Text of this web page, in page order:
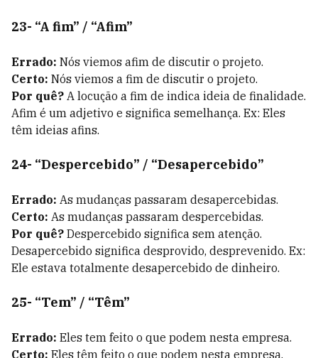
23- “A fim” / “Afim”
Errado: Nós viemos afim de discutir o projeto.
Certo: Nós viemos a fim de discutir o projeto.
Por quê? A locução a fim de indica ideia de finalidade.
Afim é um adjetivo e significa semelhança. Ex: Eles
têm ideias afins.
24- “Despercebido” / “Desapercebido”
Errado: As mudanças passaram desapercebidas.
Certo: As mudanças passaram despercebidas.
Por quê? Despercebido significa sem atenção.
Desapercebido significa desprovido, desprevenido. Ex:
Ele estava totalmente desapercebido de dinheiro.
25- “Tem” / “Têm”
Errado: Eles tem feito o que podem nesta empresa.
Certo: Eles têm feito o que podem nesta empresa.